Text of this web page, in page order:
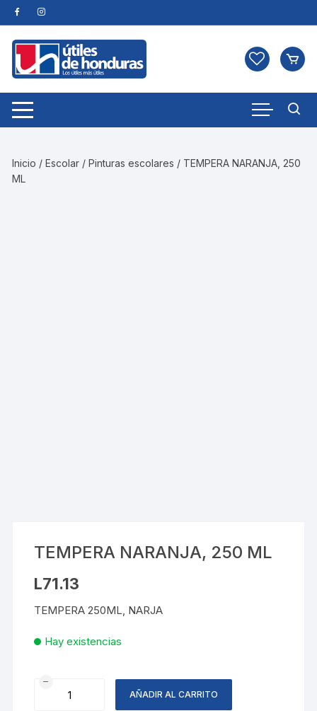
Skip
to
content
Inicio /Escolar /Pinturas escolares / TEMPERA NARANJA, 250
ML
TEMPERA NARANJA, 250 ML
L71.13
TEMPERA 250ML, NARJA
Hay existencias
TEMPERA
NARANJA,
AÑADIR AL CARRITO